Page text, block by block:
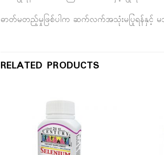
ဓာတ်မတည့်မှုဖြစ်ပါက ဆက်လက်အသုံးမပြုရန်နှင့် မ
RELATED PRODUCTS